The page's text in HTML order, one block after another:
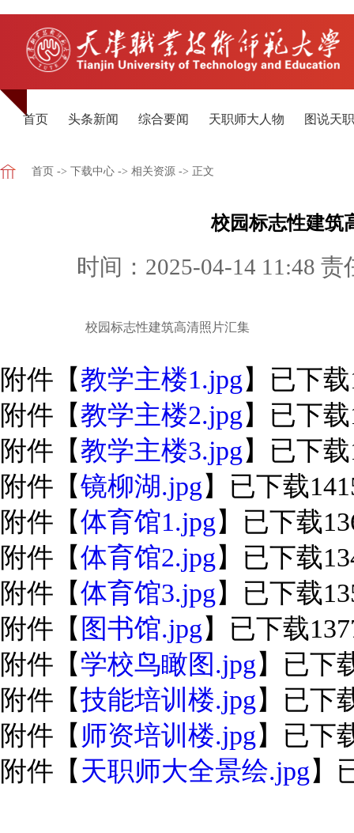
首页 头条新闻 综合要闻 天职师大人物 图说天
首页 -> 下载中心 -> 相关资源 -> 正文
校园标志性建筑
时间：2025-04-14 11:48 责
校园标志性建筑高清照片汇集
附件【教学主楼1.jpg】已下载
附件【教学主楼2.jpg】已下载
附件【教学主楼3.jpg】已下载
附件【镜柳湖.jpg】已下载
附件【体育馆1.jpg】已下载
附件【体育馆2.jpg】已下载
附件【体育馆3.jpg】已下载
附件【 图书馆.jpg】已下载
附件【学校鸟瞰图.jpg】已下
附件【技能培训楼.jpg】已下
附件【 师资培训楼.jpg】已下
附件【 天职师大全景绘.jpg】